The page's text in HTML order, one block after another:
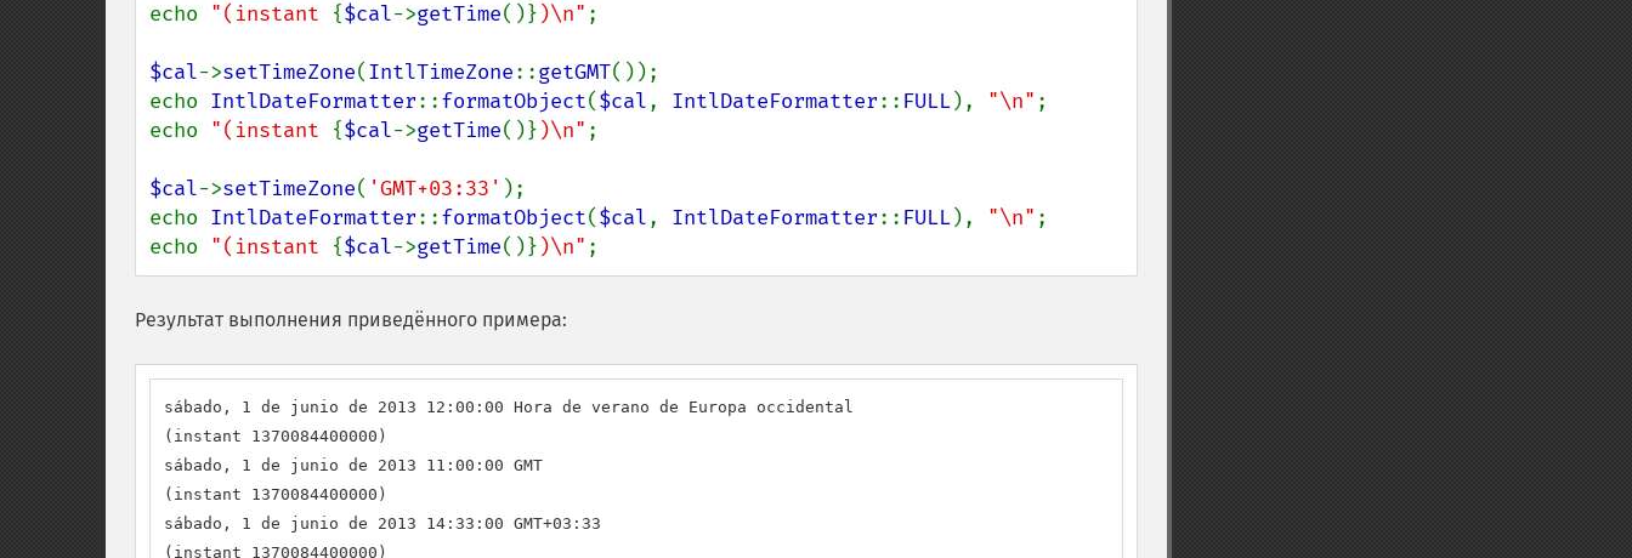
echo "(instant {$cal->getTime()} )\n" ;
$cal->setTimeZone(IntlTimeZone::getGMT());
echo IntlDateFormatter::formatObject($cal, IntlDateFormatter:: FULL), "\n" ;
echo "(instant {$cal->getTime()} )\n" ;
$cal->setTimeZone( 'GMT+03:33' );
echo IntlDateFormatter::formatObject($cal, IntlDateFormatter:: FULL), "\n" ;
echo "(instant {$cal->getTime()} )\n" ;
Результат выполнения приведённого примера:
sábado, 1 de junio de 2013 12:00:00 Hora de verano de Europa occidental
(instant 1370084400000)
sábado, 1 de junio de 2013 11:00:00 GMT
(instant 1370084400000)
sábado, 1 de junio de 2013 14:33:00 GMT+03:33
(instant 1370084400000)